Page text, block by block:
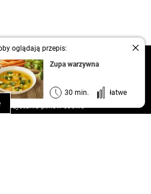
oglądają przepis:
Zupa warzywna
30 min. łatwe
kontakt
regulamin
o prywatności
plików cookie